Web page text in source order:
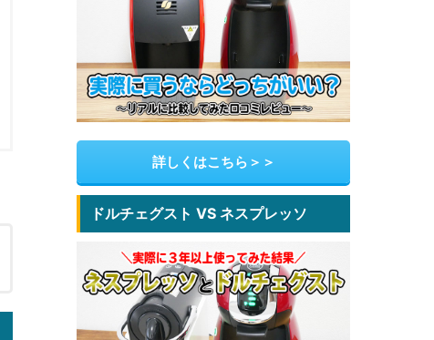
詳しくはこちら＞＞
ドルチェグスト VS ネスプレッソ